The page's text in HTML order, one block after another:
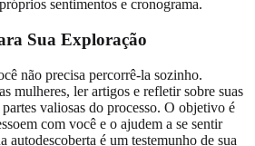
sentimentos e cronograma.
Sua Exploração
não precisa percorrê-la sozinho.
mulheres, ler artigos e refletir sobre suas
valiosas do processo. O objetivo é
com você e o ajudem a se sentir
autodescoberta é um testemunho de sua